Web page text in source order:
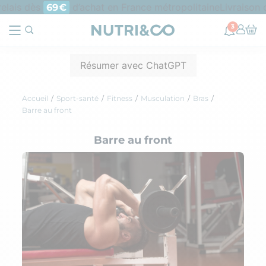
69€ d’achat en France métropolitaine
3
Résumer avec ChatGPT
Accueil Sport-santé Fitness Musculation
Bras
Barre au front
Barre au front